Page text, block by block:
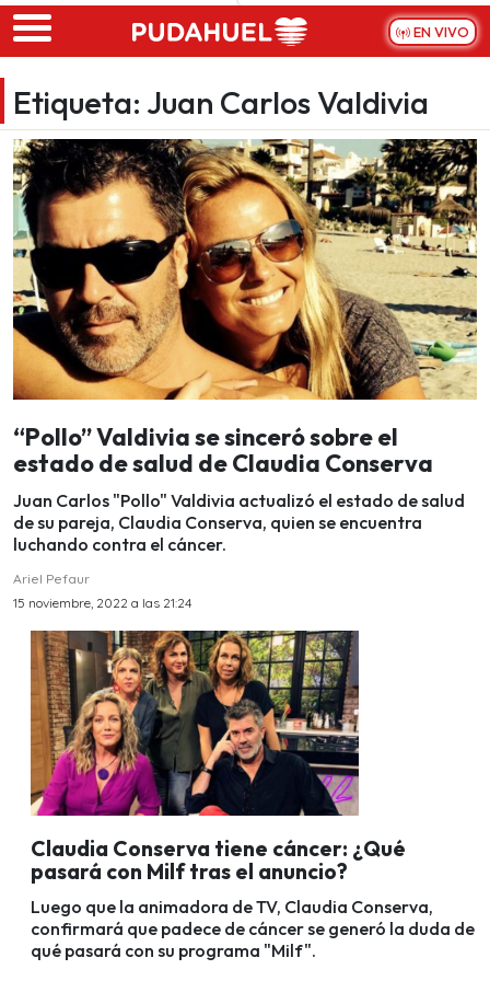
Skip to main content
EN VIVO
Etiqueta: Juan Carlos Valdivia
“Pollo” Valdivia se sinceró sobre el
estado de salud de Claudia Conserva
Juan Carlos "Pollo" Valdivia actualizó el estado de salud
de su pareja, Claudia Conserva, quien se encuentra
luchando contra el cáncer.
Ariel Pefaur
15 noviembre, 2022 a las 21:24
Claudia Conserva tiene cáncer: ¿Qué
pasará con Milf tras el anuncio?
Luego que la animadora de TV, Claudia Conserva,
confirmará que padece de cáncer se generó la duda de
qué pasará con su programa "Milf".